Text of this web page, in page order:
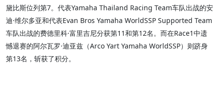
黛比斯位列第7。代表Yamaha Thailand Racing Team车队出战的安
迪·维尔多亚和代表Evan Bros Yamaha WorldSSP Supported Team
车队出战的费德里科·富里吉尼分获第11和第12名。而在Race1中遗
憾退赛的阿尔瓦罗·迪亚兹（Arco Yart Yamaha WorldSSP）则跻身
第13名，斩获了积分。